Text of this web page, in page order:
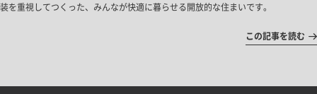
装を重視してつくった、みんなが快適に暮らせる開放的な住まいです。
この記事を読む